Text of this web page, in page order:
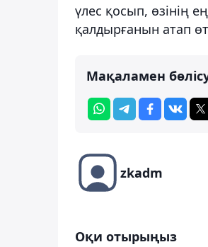
үлес қосып, өзінің
қалдырғанын атап
Мақаламен
zkadm
Оқи отырыңыз